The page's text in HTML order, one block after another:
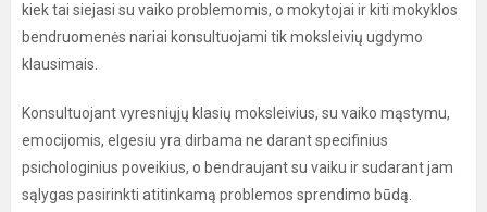
kiek tai siejasi su vaiko problemomis, o mokytojai ir kiti mokyklos
bendruomenės nariai konsultuojami tik moksleivių ugdymo
klausimais.
Konsultuojant vyresniųjų klasių moksleivius, su vaiko mąstymu,
emocijomis, elgesiu yra dirbama ne darant specifinius
psichologinius poveikius, o bendraujant su vaiku ir sudarant jam
sąlygas pasirinkti atitinkamą problemos sprendimo būdą.